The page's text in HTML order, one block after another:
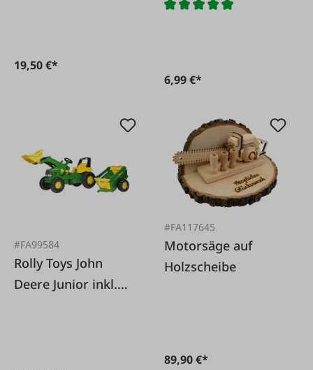
19,50 €*
6,99 €*
#FA99584
Rolly Toys John
Deere Junior inkl.
#FA117645
Motorsäge auf
Holzscheibe
89,90 €*